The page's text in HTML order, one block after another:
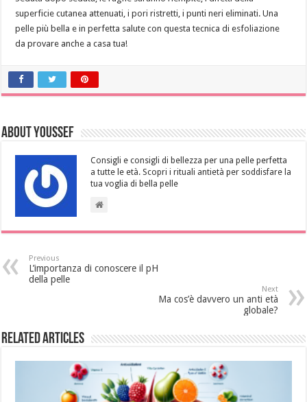
superficie cutanea attenuati, i pori ristretti, i punti neri eliminati. Una
pelle più bella e in perfetta salute con questa tecnica di esfoliazione
da provare anche a casa tua!
About Youssef
Consigli e consigli di bellezza per una pelle perfetta
a tutte le età. Scopri i rituali antietà per soddisfare la
tua voglia di bella pelle
Previous
L’importanza di conoscere il pH
della pelle
Next
Ma cos’è davvero un anti età
globale?
Related Articles